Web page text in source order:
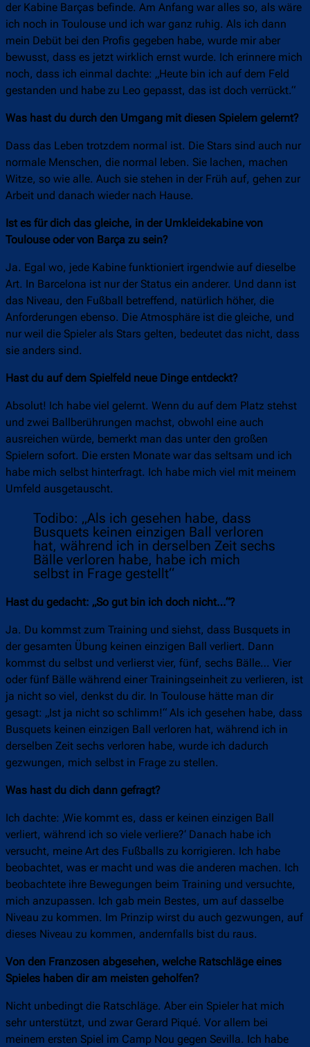
der Kabine Barças befinde. Am Anfang war alles so, als wäre
ich noch in Toulouse und ich war ganz ruhig. Als ich dann
mein Debüt bei den Profis gegeben habe, wurde mir aber
bewusst, dass es jetzt wirklich ernst wurde. Ich erinnere mich
noch, dass ich einmal dachte: „Heute bin ich auf dem Feld
gestanden und habe zu Leo gepasst, das ist doch verrückt.“
Was hast du durch den Umgang mit diesen Spielern gelernt?
Dass das Leben trotzdem normal ist. Die Stars sind auch nur
normale Menschen, die normal leben. Sie lachen, machen
Witze, so wie alle. Auch sie stehen in der Früh auf, gehen zur
Arbeit und danach wieder nach Hause.
Ist es für dich das gleiche, in der Umkleidekabine von
Toulouse oder von Barça zu sein?
Ja. Egal wo, jede Kabine funktioniert irgendwie auf dieselbe
Art. In Barcelona ist nur der Status ein anderer. Und dann ist
das Niveau, den Fußball betreffend, natürlich höher, die
Anforderungen ebenso. Die Atmosphäre ist die gleiche, und
nur weil die Spieler als Stars gelten, bedeutet das nicht, dass
sie anders sind.
Hast du auf dem Spielfeld neue Dinge entdeckt?
Absolut! Ich habe viel gelernt. Wenn du auf dem Platz stehst
und zwei Ballberührungen machst, obwohl eine auch
ausreichen würde, bemerkt man das unter den großen
Spielern sofort. Die ersten Monate war das seltsam und ich
habe mich selbst hinterfragt. Ich habe mich viel mit meinem
Umfeld ausgetauscht.
Todibo: „Als ich gesehen habe, dass
Busquets keinen einzigen Ball verloren
hat, während ich in derselben Zeit sechs
Bälle verloren habe, habe ich mich
selbst in Frage gestellt“
Hast du gedacht: „So gut bin ich doch nicht…“?
Ja. Du kommst zum Training und siehst, dass Busquets in
der gesamten Übung keinen einzigen Ball verliert. Dann
kommst du selbst und verlierst vier, fünf, sechs Bälle… Vier
oder fünf Bälle während einer Trainingseinheit zu verlieren, ist
ja nicht so viel, denkst du dir. In Toulouse hätte man dir
gesagt: „Ist ja nicht so schlimm!“ Als ich gesehen habe, dass
Busquets keinen einzigen Ball verloren hat, während ich in
derselben Zeit sechs verloren habe, wurde ich dadurch
gezwungen, mich selbst in Frage zu stellen.
Was hast du dich dann gefragt?
Ich dachte: ‚Wie kommt es, dass er keinen einzigen Ball
verliert, während ich so viele verliere?‘ Danach habe ich
versucht, meine Art des Fußballs zu korrigieren. Ich habe
beobachtet, was er macht und was die anderen machen. Ich
beobachtete ihre Bewegungen beim Training und versuchte,
mich anzupassen. Ich gab mein Bestes, um auf dasselbe
Niveau zu kommen. Im Prinzip wirst du auch gezwungen, auf
dieses Niveau zu kommen, andernfalls bist du raus.
Von den Franzosen abgesehen, welche Ratschläge eines
Spieles haben dir am meisten geholfen?
Nicht unbedingt die Ratschläge. Aber ein Spieler hat mich
sehr unterstützt, und zwar Gerard Piqué. Vor allem bei
meinem ersten Spiel im Camp Nou gegen Sevilla. Ich habe